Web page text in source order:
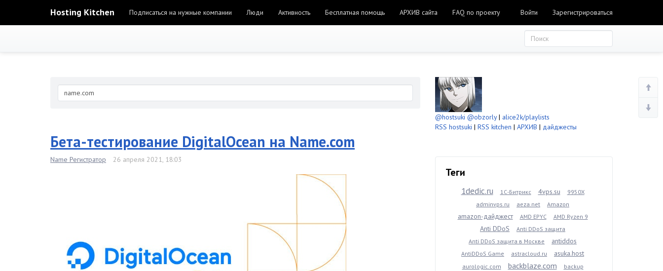
Hosting Kitchen Подписаться на нужные компании Люди Активность Бесплатная помощь АРХИВ сайта FAQ по проекту Войти Зарегистрироваться
Бета-тестирование DigitalOcean на Name.com
Name Регистратор 26 апреля 2021, 18:03
@hostsuki @obzorly| alice2k/playlists
RSS hostsuki | RSS kitchen | АРХИВ | дайджесты
Теги
1dedic.ru 1С-Битрикс 4vps.su
9950X
adminvps.ru
aeza.net Amazon
amazon-дайджест AMD EPYC AMD Ryzen 9
Anti DDoS
Anti DDoS защита
Anti DDoS защита в Москве
antiddos
AntiDDoS Game astracloud.ru asuka.host
aurologic.com backblaze.com backup